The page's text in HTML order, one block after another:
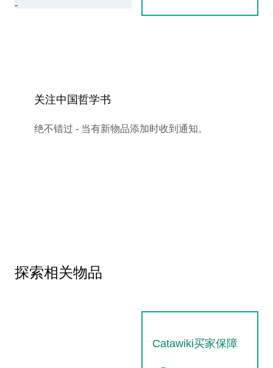
关注中国哲学书
绝不错过 - 当有新物品添加时收到通知。
探索相关物品
Catawiki买家保障